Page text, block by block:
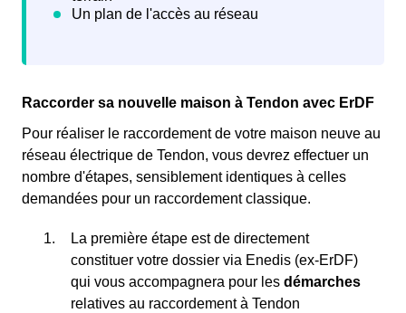
Raccorder sa nouvelle maison à Tendon avec ErDF
Pour réaliser le raccordement de votre maison neuve au
réseau électrique de Tendon, vous devrez effectuer un
nombre d'étapes, sensiblement identiques à celles
demandées pour un raccordement classique.
La première étape est de directement
constituer votre dossier via Enedis (ex-ErDF)
qui vous accompagnera pour les démarches
relatives au raccordement à Tendon